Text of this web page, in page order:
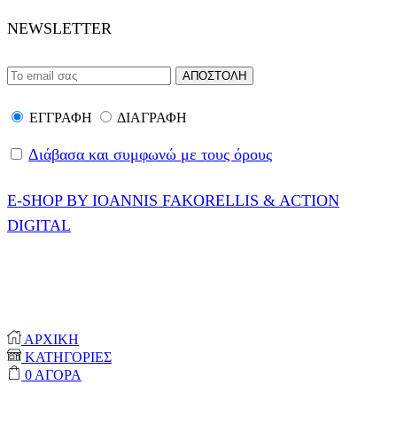
NEWSLETTER
ΕΓΓΡΑΦΗ ΔΙΑΓΡΑΦΗ
Διάβασα και συμφωνώ με τους όρους
E-SHOP BY IOANNIS FAKORELLIS & ACTION
DIGITAL
ΑΡΧΙΚΗ
ΚΑΤΗΓΟΡΙΕΣ
0 ΑΓΟΡΑ